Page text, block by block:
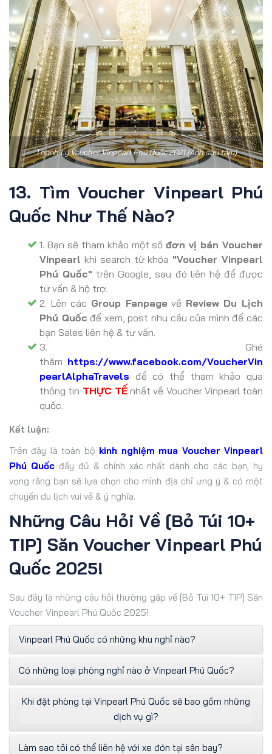
Thanh Lý Voucher Vinpearl Phú Quốc 2021 (Ảnh sưu tầm)
13. Tìm Voucher Vinpearl Phú
Quốc Như Thế Nào?
1. Bạn sẽ tham khảo một sốđơn vị bán Voucher
Vinpearl khi search từ khóa "Voucher Vinpearl
Phú Quốc" trên Google, sau đó liên hệ để được
tư vấn & hộ trợ.
2. Lên các Group Fanpage về Review Du Lịch
Phú Quốc để xem, post nhu cầu của mình để các
bạn Sales liên hệ & tư vấn.
3. Ghé
thăm https://www.facebook.com/VoucherVin
pearlAlphaTravels để có thể tham khảo qua
thông tin THỰC TẾnhất về Voucher Vinpearl toàn
quốc.
Kết luận:
Trên đây là toàn bộ kinh nghiệm mua Voucher Vinpearl
Phú Quốcđầy đủ & chính xác nhất dành cho các bạn, hy
vọng rằng bạn sẽ lựa chọn cho mình địa chỉ ưng ý & có một
chuyến du lịch vui vẻ & ý nghĩa.
Những Câu Hỏi Về [Bỏ Túi 10+
TIP] Săn Voucher Vinpearl Phú
Quốc 2025!
Sau đây là những câu hỏi thường gặp về [Bỏ Túi 10+ TIP] Săn
Voucher Vinpearl Phú Quốc 2025!:
Vinpearl Phú Quốc có những khu nghỉ nào?
Có những loại phòng nghỉ nào ở Vinpearl Phú Quốc?
Khi đặt phòng tại Vinpearl Phú Quốc sẽ bao gồm những
dịch vụ gì?
Làm sao tôi có thể liên hệ với xe đón tại sân bay?